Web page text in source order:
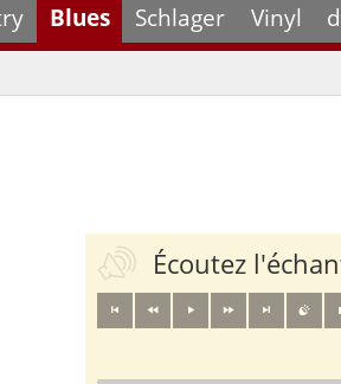
Blues Schlager Vinyl
Écoutez